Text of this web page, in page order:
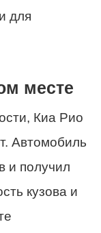
для
месте
Киа Рио
Автомобиль
и получил
кузова и